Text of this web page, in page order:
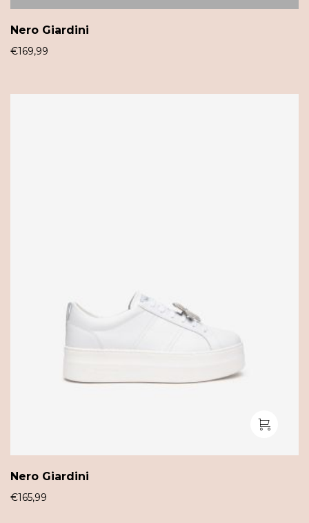
Nero Giardini
€169,99
Nero Giardini
€165,99